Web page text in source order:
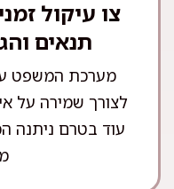
צו עיקול
תנאים
מערכת המשפט
לצורך שמירה על
עוד בטרם ניתנה